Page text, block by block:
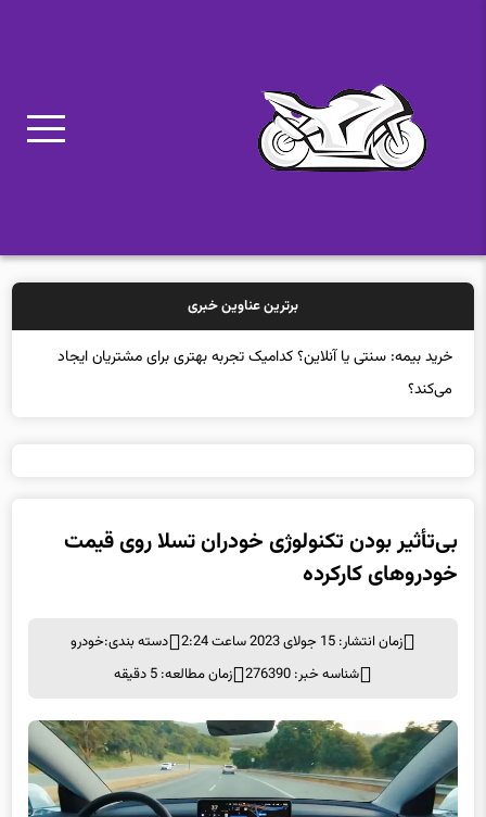
برترین عناوین خبری
خرید بیمه: سنتی یا آنلاین؟ کدامیک تجربه بهتری برای مشتریان ایجاد
می‌کند؟
بی‌تأثیر بودن تکنولوژی خودران تسلا روی قیمت
خودروهای کارکرده
زمان انتشار: 15 جولای 2023 ساعت 2:24 دسته بندی:خودرو
شناسه خبر: 276390
زمان مطالعه: 5 دقیقه